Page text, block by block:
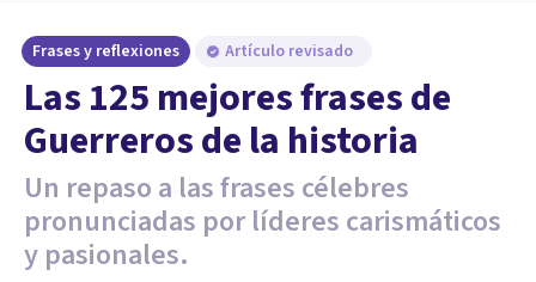
Frases y reflexiones Artículo revisado
Las 125 mejores frases de
Guerreros de la historia
Un repaso a las frases célebres
pronunciadas por líderes carismáticos
y pasionales.